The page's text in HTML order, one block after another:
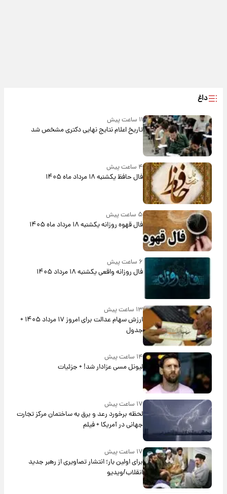
داغ
۱۱ ساعت پیش
تاریخ اعلام نتایج نهایی دکتری مشخص شد
۴ ساعت پیش
فال حافظ یکشنبه ۱۸ مرداد ماه ۱۴۰۵
۵ ساعت پیش
فال قهوه روزانه یکشنبه ۱۸ مرداد ماه ۱۴۰۵
۶ ساعت پیش
فال روزانه واقعی یکشنبه ۱۸ مرداد ۱۴۰۵
۱۳ ساعت پیش
ارزش سهام عدالت برای امروز ۱۷ مرداد ۱۴۰۵ +
جدول
۱۴ ساعت پیش
لیونل مسی عزادار شد! + جزئیات
۱۷ ساعت پیش
لحظه برخورد رعد و برق به ساختمان مرکز تجارت
جهانی در آمریکا + فیلم
۱۷ ساعت پیش
برای اولین بار؛ انتشار تصاویری از رهبر جدید
انقلاب/ویدیو